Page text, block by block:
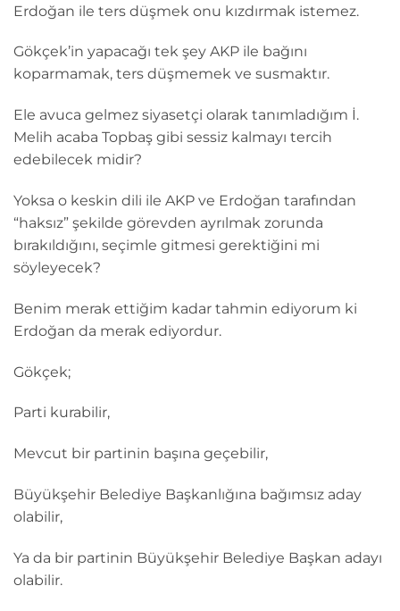
Erdoğan ile ters düşmek onu kızdırmak istemez.
Gökçek’in yapacağı tek şey AKP ile bağını
koparmamak, ters düşmemek ve susmaktır.
Ele avuca gelmez siyasetçi olarak tanımladığım İ.
Melih acaba Topbaş gibi sessiz kalmayı tercih
edebilecek midir?
Yoksa o keskin dili ile AKP ve Erdoğan tarafından
“haksız” şekilde görevden ayrılmak zorunda
bırakıldığını, seçimle gitmesi gerektiğini mi
söyleyecek?
Benim merak ettiğim kadar tahmin ediyorum ki
Erdoğan da merak ediyordur.
Gökçek;
Parti kurabilir,
Mevcut bir partinin başına geçebilir,
Büyükşehir Belediye Başkanlığına bağımsız aday
olabilir,
Ya da bir partinin Büyükşehir Belediye Başkan adayı
olabilir.